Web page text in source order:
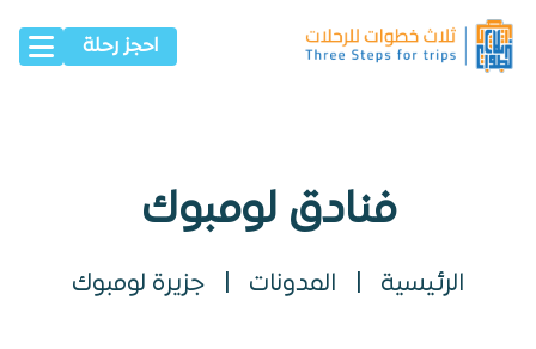
احجز رحلة
فنادق لومبوك
الرئيسية المدونات جزيرة لومبوك